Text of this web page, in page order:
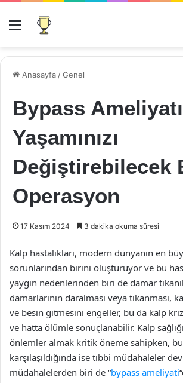
Menü
Anasayfa /Genel
Bypass
Yaşamınızı
Değiştirebilecek
Operasyon
17 Kasım 2024 3 dakika okuma süresi
Kalp hastalıkları, modern dünyanın en
sorunlarından birini oluşturuyor ve bu
yaygın nedenlerinden biri de damar
damarlarının daralması veya tıkanması,
ve besin gitmesini engeller, bu da kalp
ve hatta ölümle sonuçlanabilir. Kalp
önlemler almak kritik öneme sahipken,
karşılaşıldığında ise tıbbi müdahaleler
müdahalelerden biri de “bypass ameliyati